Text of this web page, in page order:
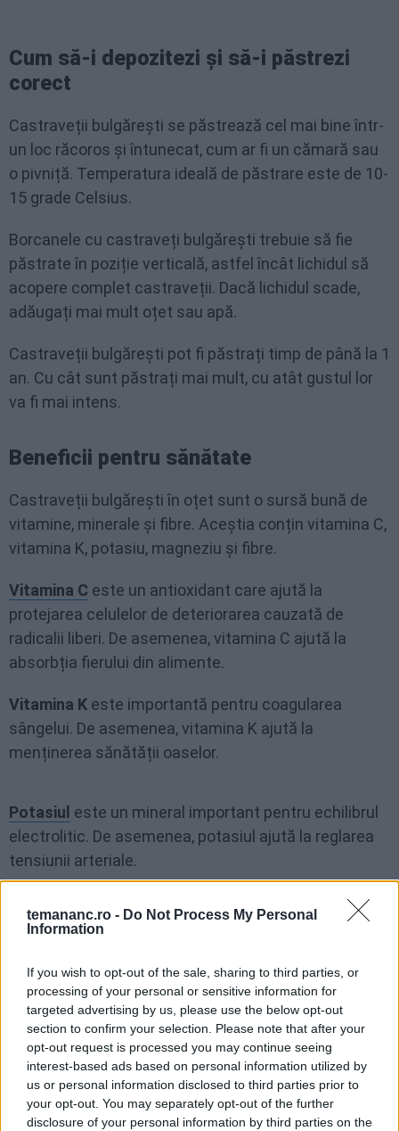
temananc.ro - Do Not Process My Personal
Information
If you wish to opt-out of the sale, sharing to third parties, or
processing of your personal or sensitive information for
targeted advertising by us, please use the below opt-out
section to confirm your selection. Please note that after your
opt-out request is processed you may continue seeing
interest-based ads based on personal information utilized by
us or personal information disclosed to third parties prior to
your opt-out. You may separately opt-out of the further
disclosure of your personal information by third parties on the
Cum să-i depozitezi și să-i păstrezi
corect
Castraveții bulgărești se păstrează cel mai bine într-
un loc răcoros și întunecat, cum ar fi un cămară sau
o pivniță. Temperatura ideală de păstrare este de 10-
15 grade Celsius.
Borcanele cu castraveți bulgărești trebuie să fie
păstrate în poziție verticală, astfel încât lichidul să
acopere complet castraveții. Dacă lichidul scade,
adăugați mai mult oțet sau apă.
Castraveții bulgărești pot fi păstrați timp de până la 1
an. Cu cât sunt păstrați mai mult, cu atât gustul lor
va fi mai intens.
Beneficii pentru sănătate
Castraveții bulgărești în oțet sunt o sursă bună de
vitamine, minerale și fibre. Aceștia conțin vitamina C,
vitamina K, potasiu, magneziu și fibre.
Vitamina C este un antioxidant care ajută la
protejarea celulelor de deteriorarea cauzată de
radicalii liberi. De asemenea, vitamina C ajută la
absorbția fierului din alimente.
Vitamina K este importantă pentru coagularea
sângelui. De asemenea, vitamina K ajută la
menținerea sănătății oaselor.
Potasiul este un mineral important pentru echilibrul
electrolitic. De asemenea, potasiul ajută la reglarea
tensiunii arteriale.
metabolism. De asemenea, magneziul ajută la
musculare.
Fibrelesunt importante pentru sănătatea digestivă.
Ele ajută la tranzitul intestinal și la prevenirea
constipației.
Castraveții bulgărești fără fierbere păstrează toate